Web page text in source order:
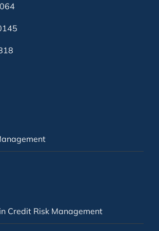
Credit Risk Management